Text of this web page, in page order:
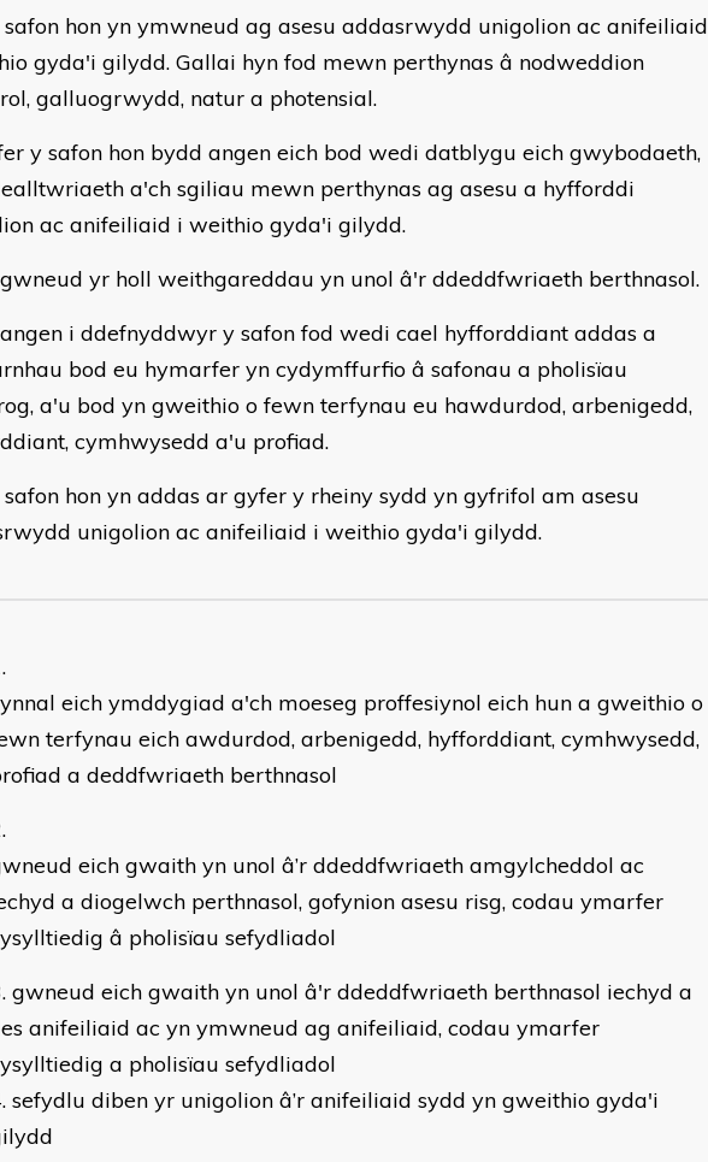
hon yn ymwneud ag asesu addasrwydd unigolion ac anifeiliaid
gyda'i gilydd. Gallai hyn fod mewn perthynas â nodweddion
galluogrwydd, natur a photensial.
y safon hon bydd angen eich bod wedi datblygu eich gwybodaeth,
a'ch sgiliau mewn perthynas ag asesu a hyfforddi
ac anifeiliaid i weithio gyda'i gilydd.
yr holl weithgareddau yn unol â'r ddeddfwriaeth berthnasol.
i ddefnyddwyr y safon fod wedi cael hyfforddiant addas a
bod eu hymarfer yn cydymffurfio â safonau a pholisïau
a'u bod yn gweithio o fewn terfynau eu hawdurdod, arbenigedd,
cymhwysedd a'u profiad.
hon yn addas ar gyfer y rheiny sydd yn gyfrifol am asesu
unigolion ac anifeiliaid i weithio gyda'i gilydd.
eich ymddygiad a'ch moeseg proffesiynol eich hun a gweithio o
terfynau eich awdurdod, arbenigedd, hyfforddiant, cymhwysedd,
a deddfwriaeth berthnasol
eich gwaith yn unol â’r ddeddfwriaeth amgylcheddol ac
a diogelwch perthnasol, gofynion asesu risg, codau ymarfer
â pholisïau sefydliadol
gwneud eich gwaith yn unol â'r ddeddfwriaeth berthnasol iechyd a
anifeiliaid ac yn ymwneud ag anifeiliaid, codau ymarfer
a pholisïau sefydliadol
sefydlu diben yr unigolion â’r anifeiliaid sydd yn gweithio gyda'i